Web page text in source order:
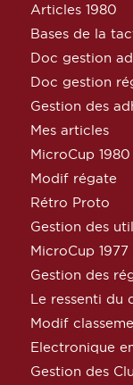
Articles 1980
Bases de la
Doc gestion
Doc gestion
Gestion des
Mes articles
MicroCup
Modif régate
Rétro Proto
Gestion des
MicroCup
Gestion des
Le ressenti du
Modif
Electronique
Gestion des